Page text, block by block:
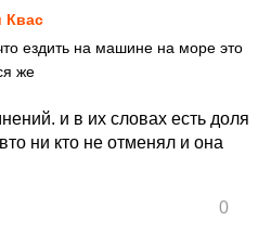
Квас
ездить на машине на море это
же
и в их словах есть доля
ни кто не отменял и она
0